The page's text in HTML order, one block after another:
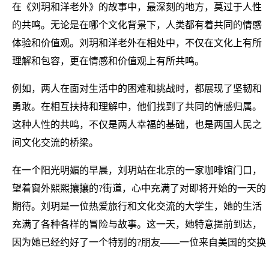
在《刘玥和洋老外》的故事中，最深刻的地方，莫过于人性
的共鸣。无论是在哪个文化背景下，人类都有着共同的情感
体验和价值观。刘玥和洋老外在相处中，不仅在文化上有所
理解和包容，更在情感和价值观上有所共鸣。
例如，两人在面对生活中的困难和挑战时，都展现了坚韧和
勇敢。在相互扶持和理解中，他们找到了共同的情感归属。
这种人性的共鸣，不仅是两人幸福的基础，也是两国人民之
间文化交流的桥梁。
在一个阳光明媚的早晨，刘玥站在北京的一家咖啡馆门口，
望着窗外熙熙攘攘的?街道，心中充满了对即将开始的一天的
期待。刘玥是一位热爱旅行和文化交流的大学生，她的生活
充满了各种各样的冒险与故事。这一天，她特意提前到达，
因为她已经约好了一个特别的?朋友——一位来自美国的交换